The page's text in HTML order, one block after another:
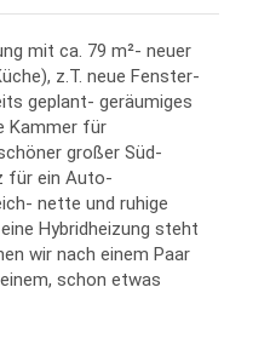
mit ca. 79 m²- neuer
z.T. neue Fenster-
geplant- geräumiges
Kammer für
großer Süd-
für ein Auto-
nette und ruhige
Hybridheizung steht
wir nach einem Paar
schon etwas